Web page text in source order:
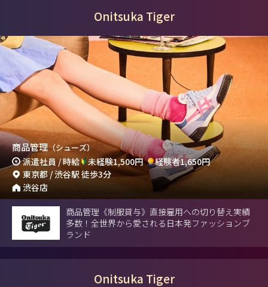
Onitsuka Tiger
商品管理（シューズ）
派遣社員 / 時給 未経験1,500円
経験者1,650円
東京都 / 渋谷駅 徒歩3分
渋谷店
商品管理《制服貸与》直接雇用への切り替え実績
多数！全世界から愛される日本発ファッションブ
ランド
Onitsuka Tiger